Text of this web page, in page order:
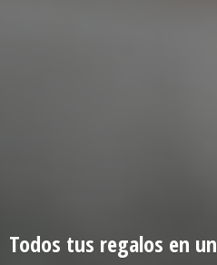
Todos tus regalos en un